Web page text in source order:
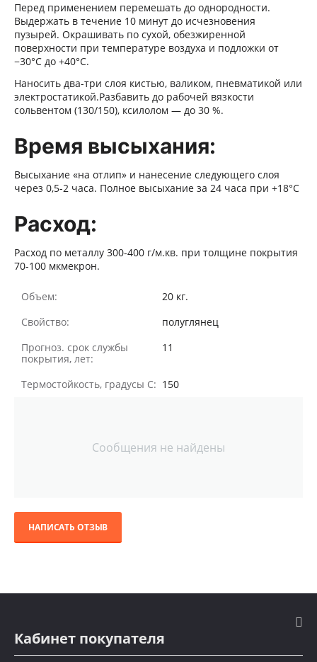
Перед применением перемешать до однородности.
Выдержать в течение 10 минут до исчезновения
пузырей. Окрашивать по сухой, обезжиренной
поверхности при температуре воздуха и подложки от
−30°С до +40°С.
Наносить два-три слоя кистью, валиком, пневматикой или
электростатикой.Разбавить до рабочей вязкости
сольвентом (130/150), ксилолом — до 30 %.
Время высыхания:
Высыхание «на отлип» и нанесение следующего слоя
через 0,5-2 часа. Полное высыхание за 24 часа при +18°С
Расход:
Расход по металлу 300-400 г/м.кв. при толщине покрытия
70-100 мкмекрон.
Объем:
20 кг.
Свойство:
полуглянец
Прогноз. срок службы
покрытия, лет:
11
Термостойкость, градусы С: 150
Сообщения не найдены
НАПИСАТЬ ОТЗЫВ
Кабинет покупателя